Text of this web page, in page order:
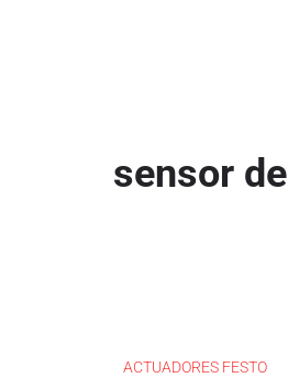
sensor
ACTUADORES FESTO